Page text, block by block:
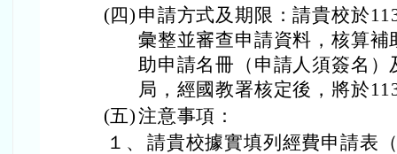
(四) 申請方式及期限：請貴校於
彙整並審查申請資料，核算
助申請名冊（申請人須簽名
局，經國教署核定後，將於
(五)注意事項：
１、 請貴校據實填列經費申請表